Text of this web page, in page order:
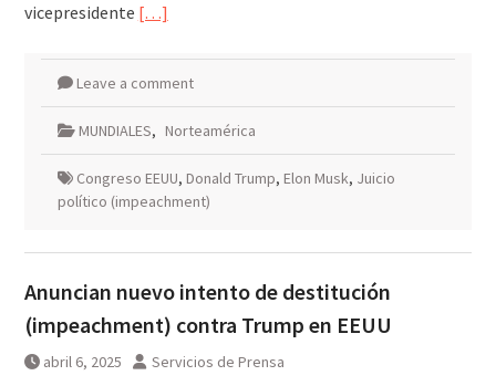
vicepresidente […]
Leave a comment
MUNDIALES, Norteamérica
Congreso EEUU, Donald Trump, Elon Musk, Juicio
político (impeachment)
Anuncian nuevo intento de destitución
(impeachment) contra Trump en EEUU
abril 6, 2025 Servicios de Prensa